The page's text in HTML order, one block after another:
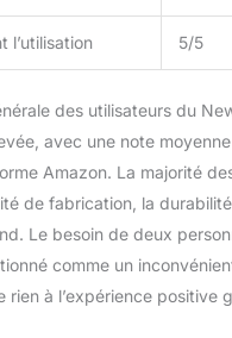
mais nécessite
travail physique. Il
✅【Service】 :
des produits de
qualité et être
enthousiasmé par
chaque client est
l'objectif du
Newan ; si vous
rencontrez des
problèmes sur nos
l’utilisation 5/5
des utilisateurs du
avec une note
Amazon. La majorité
de fabrication, la
Le besoin de deux
comme un
rien à l’expérience positive